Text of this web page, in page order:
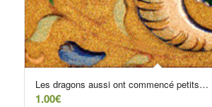
Les dragons aussi ont commencé petits…
1.00€